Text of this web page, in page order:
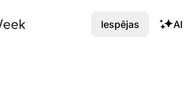
Iespējas AI